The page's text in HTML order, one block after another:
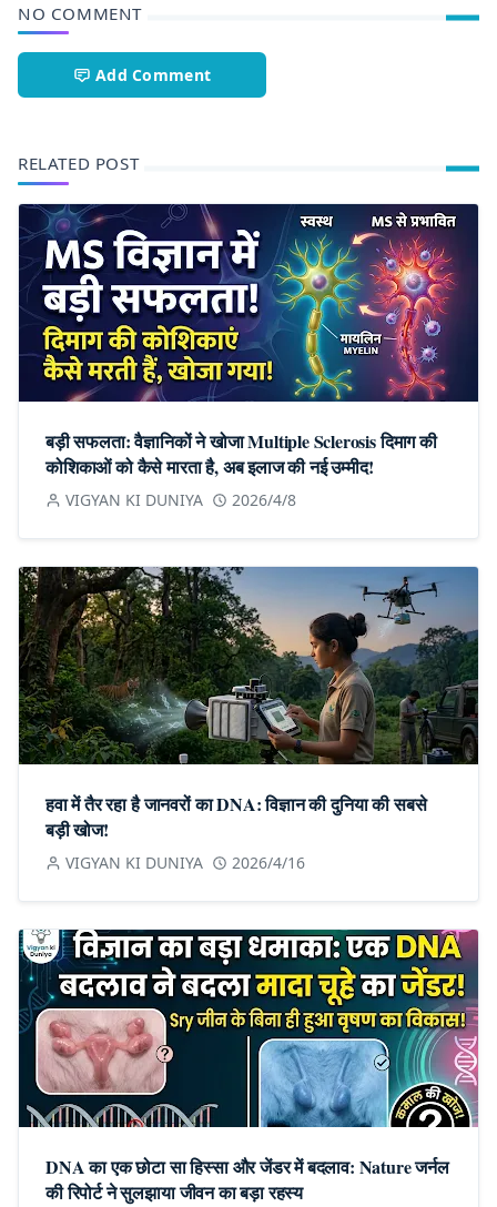
NO COMMENT
Add Comment
RELATED POST
बड़ी सफलता: वैज्ञानिकों ने खोजा Multiple Sclerosis दिमाग की
कोशिकाओं को कैसे मारता है, अब इलाज की नई उम्मीद!
VIGYAN KI DUNIYA 2026/4/8
हवा में तैर रहा है जानवरों का DNA: विज्ञान की दुनिया की सबसे
बड़ी खोज!
VIGYAN KI DUNIYA 2026/4/16
DNA का एक छोटा सा हिस्सा और जेंडर में बदलाव: Nature जर्नल
की रिपोर्ट ने सुलझाया जीवन का बड़ा रहस्य